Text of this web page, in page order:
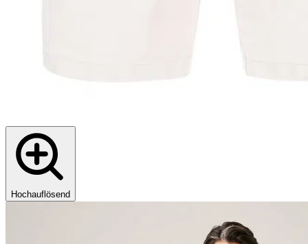
Hochauflösend